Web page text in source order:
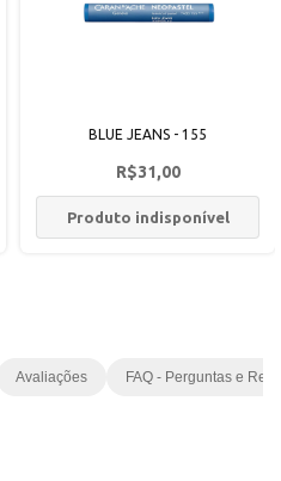
BLUE JEANS - 155
R$31,00
Produto indisponível
Avaliações FAQ - Perguntas e